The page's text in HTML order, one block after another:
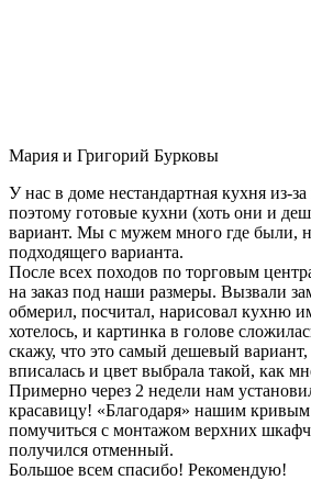
Мария и Григорий Бурковы
У нас в доме нестандартная кухня из-
поэтому готовые кухни (хоть они и
вариант. Мы с мужем много где были,
подходящего варианта.
После всех походов по торговым
на заказ под наши размеры. Вызвали
обмерил, посчитал, нарисовал кухню
хотелось, и картинка в голове
скажу, что это самый дешевый
вписалась и цвет выбрала такой, как
Примерно через 2 недели нам
красавицу! «Благодаря» нашим
помучиться с монтажом верхних
получился отменный.
Большое всем спасибо! Рекомендую!